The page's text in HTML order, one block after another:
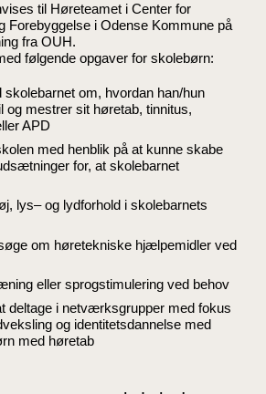
til Høreteamet i Center for
Forebyggelse i Odense Kommune på
fra OUH.
følgende opgaver for skolebørn:
skolebarnet om, hvordan han/hun
og mestrer sit høretab, tinnitus,
APD
med henblik på at kunne skabe
for, at skolebarnet
lys– og lydforhold i skolebarnets
om høretekniske hjælpemidler ved
eller sprogstimulering ved behov
deltage i netværksgrupper med fokus
og identitetsdannelse med
med høretab